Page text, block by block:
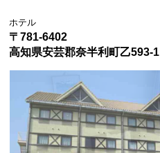
ホテル
〒781-6402
高知県安芸郡奈半利町乙593-1